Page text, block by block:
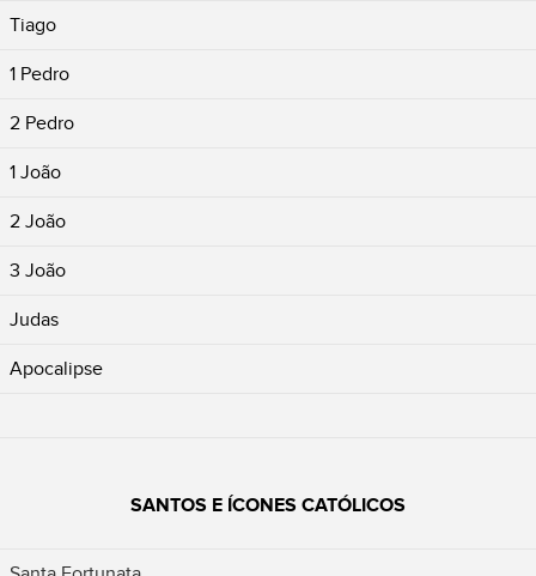
Tiago
1 Pedro
2 Pedro
1 João
2 João
3 João
Judas
Apocalipse
SANTOS E ÍCONES CATÓLICOS